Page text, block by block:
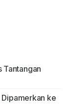
Tantangan
Dipamerkan ke